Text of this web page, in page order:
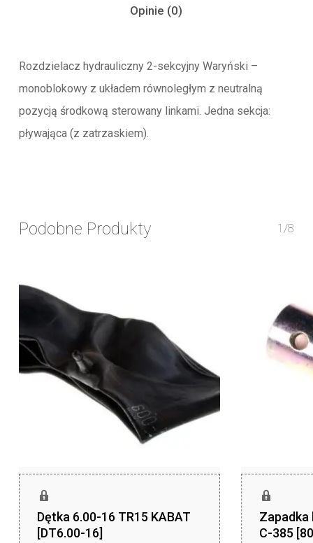
Opinie (0)
Rozdzielacz hydrauliczny 2-sekcyjny Waryński –
monoblokowy z układem równoległym z neutralną
pozycją środkową sterowany linkami. Jedna sekcja:
pływająca (z zatrzaskiem).
Podobne Produkty 1/8
Dętka 6.00-16 TR15 KABAT
[DT6.00-16]
Zapadka
C-385